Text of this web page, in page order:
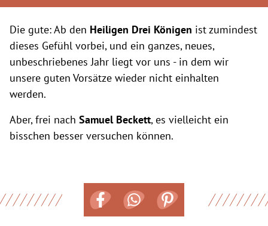
Die gute: Ab den Heiligen Drei Königen ist zumindest
dieses Gefühl vorbei, und ein ganzes, neues,
unbeschriebenes Jahr liegt vor uns - in dem wir
unsere guten Vorsätze wieder nicht einhalten
werden.
Aber, frei nach Samuel Beckett, es vielleicht ein
bisschen besser versuchen können.